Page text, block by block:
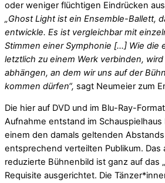
oder weniger flüchtigen Eindrücken
„Ghost Light ist ein Ensemble-Ballett,
entwickle. Es ist vergleichbar mit
Stimmen einer Symphonie […] Wie die
letztlich zu einem Werk verbinden,
abhängen, an dem wir uns auf der
kommen dürfen“, sagt Neumeier zum
Die hier auf DVD und im Blu-Ray-
Aufnahme entstand im
einem den damals geltenden
entsprechend verteilten Publikum. Das
reduzierte Bühnenbild ist ganz auf das
Requisite ausgerichtet. Die